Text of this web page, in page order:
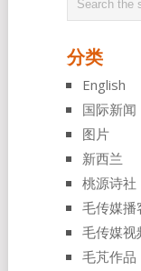
分类
English
国际新闻
图片
新西兰
桃源诗社
毛传媒播
毛传媒视
毛芃作品